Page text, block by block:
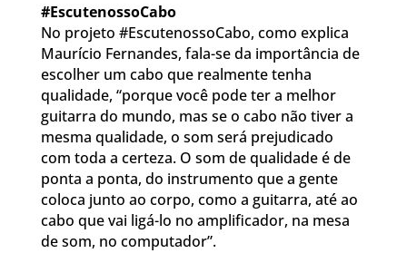
#EscutenossoCabo
No projeto #EscutenossoCabo, como explica
Maurício Fernandes, fala-se da importância de
escolher um cabo que realmente tenha
qualidade, “porque você pode ter a melhor
guitarra do mundo, mas se o cabo não tiver a
mesma qualidade, o som será prejudicado
com toda a certeza. O som de qualidade é de
ponta a ponta, do instrumento que a gente
coloca junto ao corpo, como a guitarra, até ao
cabo que vai ligá-lo no amplificador, na mesa
de som, no computador”.